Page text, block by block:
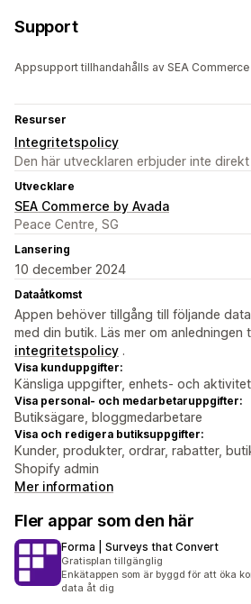
Support
Appsupport tillhandahålls av SEA
Resurser
Integritetspolicy
Den här utvecklaren erbjuder inte
Utvecklare
SEA Commerce by Avada
Peace Centre, SG
Lansering
10 december 2024
Dataåtkomst
Appen behöver tillgång till följande
med din butik. Läs mer om anledningen
integritetspolicy .
Visa kunduppgifter:
Känsliga uppgifter, enhets- och
Visa personal- och medarbetaruppgifter:
Butiksägare, bloggmedarbetare
Visa och redigera butiksuppgifter:
Kunder, produkter, ordrar, rabatter,
Shopify admin
Mer information
Fler appar som den här
Forma | Surveys that Convert
Gratisplan tillgänglig
Enkätappen som är byggd för att öka
data åt dig